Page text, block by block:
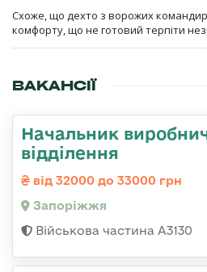
Схоже, що дехто з ворожих
комфорту, що не готовий терпіти
ВАКАНСІЇ
Начальник
відділення
від 32000 до 33000 грн
Запоріжжя
Військова частина А3130